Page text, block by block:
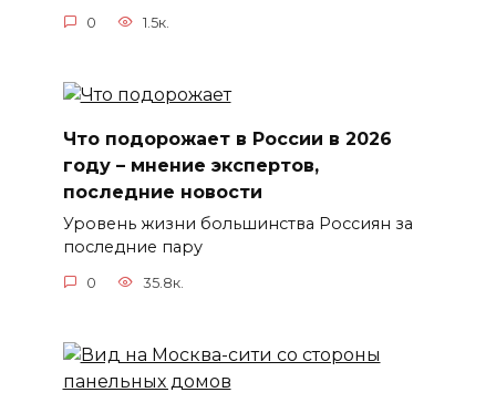
0 1.5к.
Что подорожает в России в 2026
году – мнение экспертов,
последние новости
Уровень жизни большинства Россиян за
последние пару
0 35.8к.